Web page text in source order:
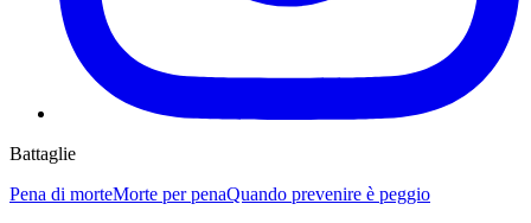
Battaglie
Pena di morteMorte per penaQuando prevenire è peggio